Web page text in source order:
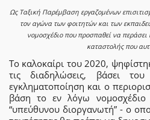
Ως Ταξική Παρέμβαση εργαζομένων
τον αγώνα των φοιτητών και των
νομοσχέδιο που προσπαθεί να
καταστολής που
Το καλοκαίρι του 2020,
τις διαδηλώσεις, βάσει του
εγκληματοποίηση και ο
βάση το εν λόγω νομοσχέδιο
“υπεύθυνου διοργανωτή” - ο